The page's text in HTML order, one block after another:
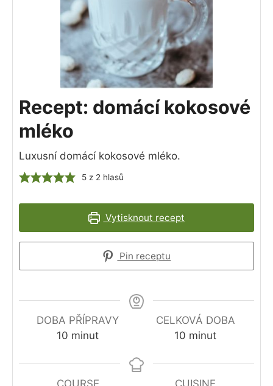
Recept: domácí kokosové
mléko
Luxusní domácí kokosové mléko.
5 z 2 hlasů
Vytisknout recept
Pin receptu
DOBA PŘÍPRAVY
10 minutes
minut
CELKOVÁ DOBA
10 minutes
minut